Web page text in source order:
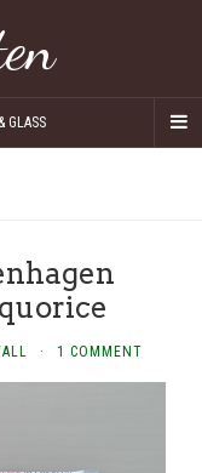
GLASS
· 1 COMMENT